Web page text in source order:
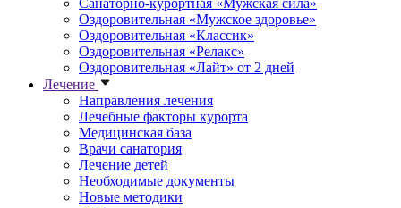
Санаторно-курортная «Мужская сила»
Оздоровительная «Мужское здоровье»
Оздоровительная «Классик»
Оздоровительная «Релакс»
Оздоровительная «Лайт» от 2 дней
Лечение
Направления лечения
Лечебные факторы курорта
Медицинская база
Врачи санатория
Лечение детей
Необходимые документы
Новые методики